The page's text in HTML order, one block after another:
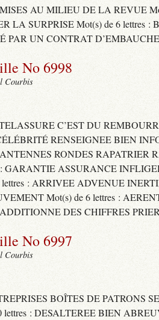
AU MILIEU DE LA REVUE
LA SURPRISE Mot(s) de 6 lettres :
PAR UN CONTRAT
No 6998
Courbis
C’EST DU
RENSEIGNEE BIEN
RONDES RAPATRIER
: GARANTIE ASSURANCE
: ARRIVEE ADVENUE
Mot(s) de 6 lettres :
DES CHIFFRES
No 6997
Courbis
BOÎTES DE PATRONS
lettres : DESALTEREE BIEN